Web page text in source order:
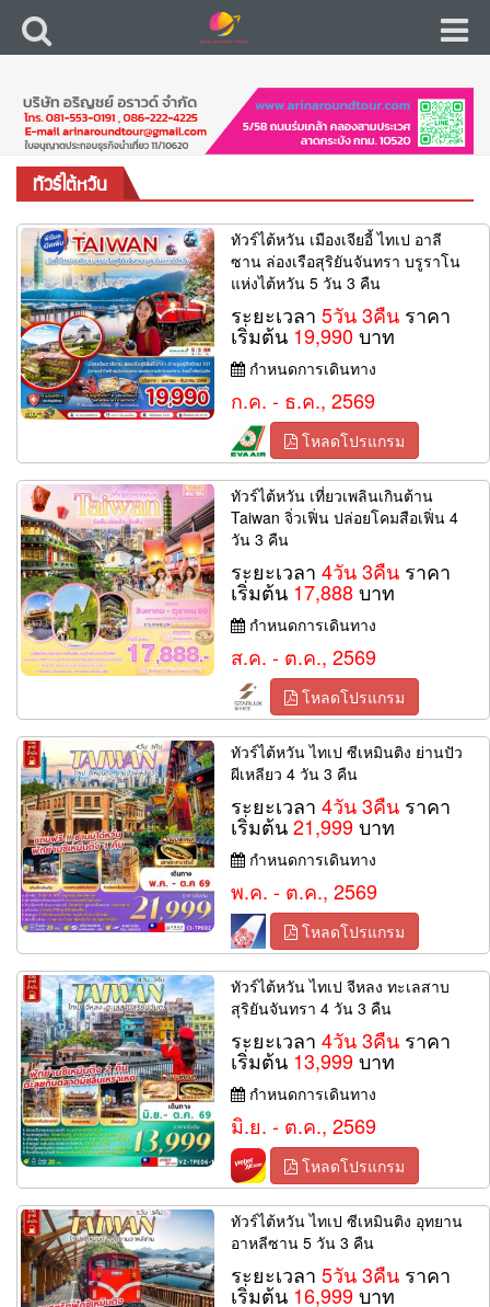
ทัวร์ไต้หวัน
ทัวร์ไต้หวัน เมืองเจียอี้ ไทเป อาลี
ซาน ล่องเรือสุริยันจันทรา บรูราโน
แห่งไต้หวัน 5 วัน 3 คืน
ระยะเวลา5วัน 3คืน ราคา
เริ่มต้น 19,990บาท
กำหนดการเดินทาง
ก.ค. - ธ.ค., 2569
โหลดโปรแกรม
ทัวร์ไต้หวัน เที่ยวเพลินเกินต้าน
Taiwan จิ่วเฟิ่น ปล่อยโคมสือเฟิ่น 4
วัน 3 คืน
ระยะเวลา4วัน 3คืน ราคา
เริ่มต้น 17,888บาท
กำหนดการเดินทาง
ส.ค. - ต.ค., 2569
โหลดโปรแกรม
ทัวร์ไต้หวัน ไทเป ซีเหมินติง ย่านปัว
ผีเหลียว 4 วัน 3 คืน
ระยะเวลา4วัน 3คืน ราคา
เริ่มต้น21,999บาท
กำหนดการเดินทาง
พ.ค. - ต.ค., 2569
โหลดโปรแกรม
ทัวร์ไต้หวัน ไทเป จีหลง ทะเลสาบ
สุริยันจันทรา 4 วัน 3 คืน
ระยะเวลา4วัน 3คืน ราคา
เริ่มต้น 13,999บาท
กำหนดการเดินทาง
มิ.ย. - ต.ค., 2569
โหลดโปรแกรม
ทัวร์ไต้หวัน ไทเป ซีเหมินติง อุทยาน
อาหลีซาน 5 วัน 3 คืน
ระยะเวลา5วัน 3คืน ราคา
เริ่มต้น 16,999บาท